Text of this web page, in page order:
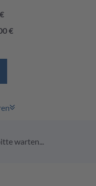
€
warten...